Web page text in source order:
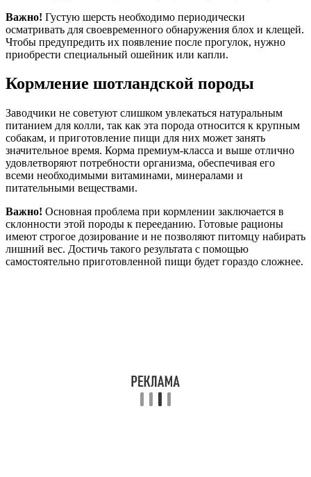
Важно! Густую шерсть необходимо периодически
осматривать для своевременного обнаружения блох и клещей.
Чтобы предупредить их появление после прогулок, нужно
приобрести специальный ошейник или капли.
Кормление шотландской породы
Заводчики не советуют слишком увлекаться натуральным
питанием для колли, так как эта порода относится к крупным
собакам, и приготовление пищи для них может занять
значительное время. Корма премиум-класса и выше отлично
удовлетворяют потребности организма, обеспечивая его
всеми необходимыми витаминами, минералами и
питательными веществами.
Важно! Основная проблема при кормлении заключается в
склонности этой породы к перееданию. Готовые рационы
имеют строгое дозирование и не позволяют питомцу набирать
лишний вес. Достичь такого результата с помощью
самостоятельно приготовленной пищи будет гораздо сложнее.